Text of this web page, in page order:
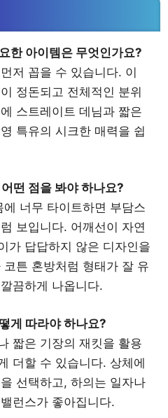
한 아이템은 무엇인가요?
저 꼽을 수 있습니다. 이
정돈되고 전체적인 분위
스트레이트 데님과 짧은
특유의 시크한 매력을 쉽
떤 점을 봐야 하나요?
너무 타이트하면 부담스
보입니다. 어깨선이 자연
가 답답하지 않은 디자인을
튼 혼방처럼 형태가 잘 유
끔하게 나옵니다.
게 따라야 하나요?
짧은 기장의 재킷을 활용
더할 수 있습니다. 상체에
선택하고, 하의는 일자나
런스가 좋아집니다.